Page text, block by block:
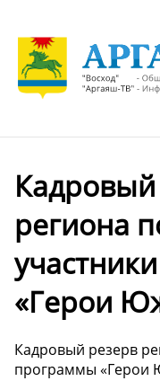
региона
«Герои
Кадровый резерв
программы «Герои